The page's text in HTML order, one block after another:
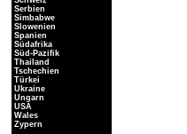
Serbien
Simbabwe
Slowenien
Spanien
Südafrika
Süd-Pazifik
Thailand
Tschechien
Türkei
Ukraine
Ungarn
USA
Wales
Zypern